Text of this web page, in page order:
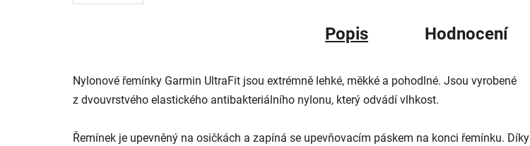
Popis Hodnocení
Nylonové řemínky Garmin UltraFit jsou extrémně lehké, měkké a pohodlné. Jsou vyrobené
z dvouvrstvého elastického antibakteriálního nylonu, který odvádí vlhkost.
Řemínek je upevněný na osičkách a zapíná se upevňovacím páskem na konci řemínku. Díky